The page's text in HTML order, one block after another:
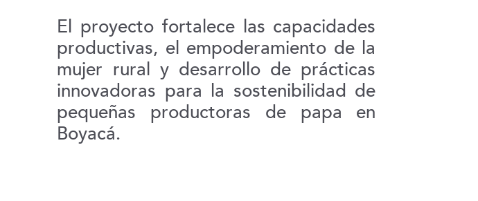
El proyecto fortalece las capacidades
productivas, el empoderamiento de la
mujer rural y desarrollo de prácticas
innovadoras para la sostenibilidad de
pequeñas productoras de papa en
Boyacá.